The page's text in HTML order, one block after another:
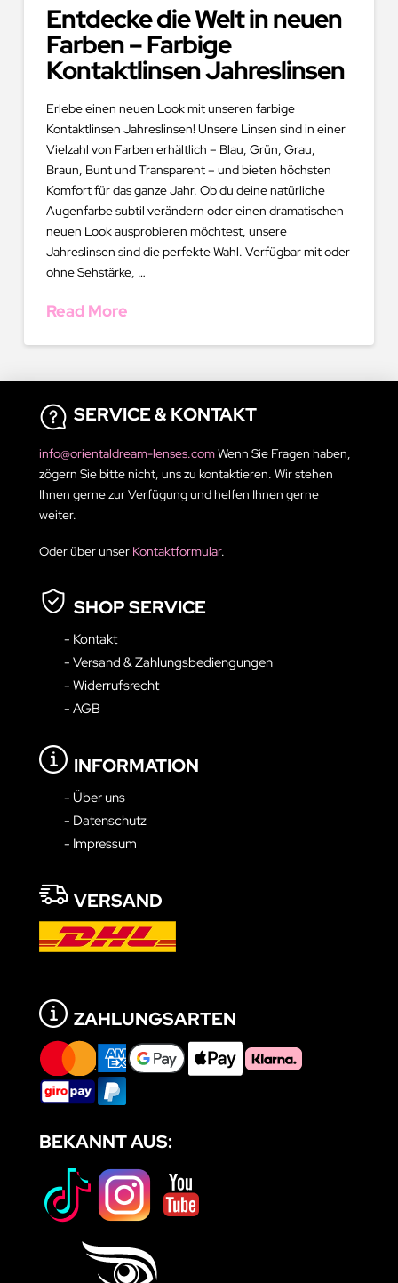
Entdecke die Welt in neuen
Farben – Farbige
Kontaktlinsen Jahreslinsen
Erlebe einen neuen Look mit unseren farbige
Kontaktlinsen Jahreslinsen! Unsere Linsen sind in einer
Vielzahl von Farben erhältlich – Blau, Grün, Grau,
Braun, Bunt und Transparent – und bieten höchsten
Komfort für das ganze Jahr. Ob du deine natürliche
Augenfarbe subtil verändern oder einen dramatischen
neuen Look ausprobieren möchtest, unsere
Jahreslinsen sind die perfekte Wahl. Verfügbar mit oder
ohne Sehstärke, …
Read More
SERVICE & KONTAKT
info@orientaldream-lenses.comWenn Sie Fragen haben,
zögern Sie bitte nicht, uns zu kontaktieren. Wir stehen
Ihnen gerne zur Verfügung und helfen Ihnen gerne
weiter.
Oder über unser Kontaktformular.
SHOP SERVICE
- Kontakt
- Versand & Zahlungsbediengungen
- Widerrufsrecht
- AGB
INFORMATION
- Über uns
- Datenschutz
- Impressum
VERSAND
ZAHLUNGSARTEN
BEKANNT AUS: